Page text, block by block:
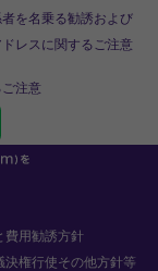
を名乗る勧誘および
レスに関するご注意
注意
費用勧誘方針
決権行使その他方針等